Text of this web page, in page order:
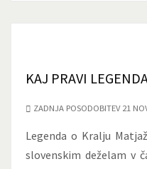
KAJ PRAVI
ZADNJA POSODOBITEV 21
Legenda o Kralju
slovenskim deželam v